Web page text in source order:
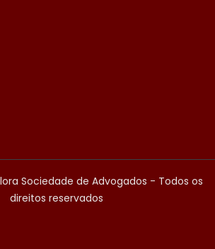
Sociedade de Advogados - Todos os
direitos reservados